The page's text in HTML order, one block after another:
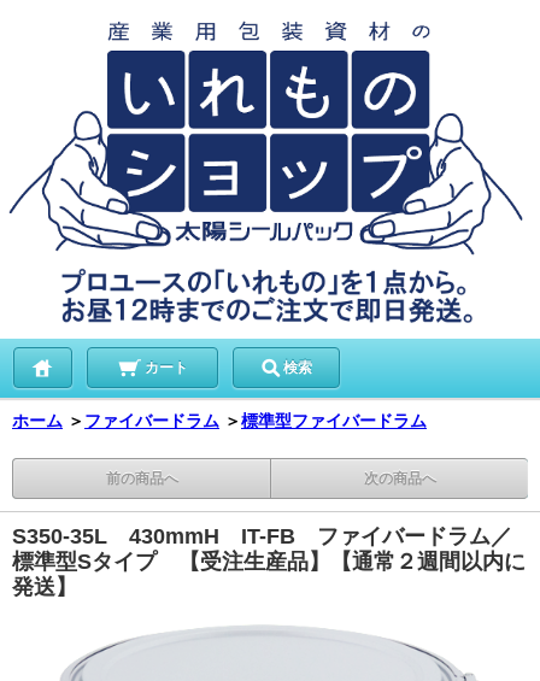
カート 検索
ホーム ＞ ファイバードラム ＞標準型ファイバードラム
前の商品へ 次の商品へ
S350-35L 430mmH IT-FB ファイバードラム／
標準型Sタイプ 【受注生産品】【通常２週間以内に
発送】